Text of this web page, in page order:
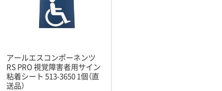
アールエスコンポーネンツ
RS PRO 視覚障害者用サイン
粘着シート 513-3650 1個（直
送品）